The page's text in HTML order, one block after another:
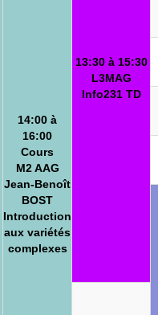
13:30 à 15:30
L3MAG
Info231 TD
14:00 à
16:00
Cours
M2 AAG
Jean-Benoît
BOST
Introduction
aux variétés
complexes